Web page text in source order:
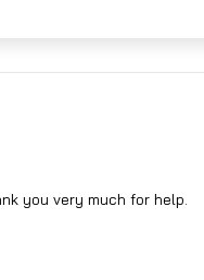
you very much for help.